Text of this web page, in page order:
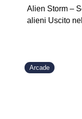
Alien Storm –
alieni Uscito
Arcade